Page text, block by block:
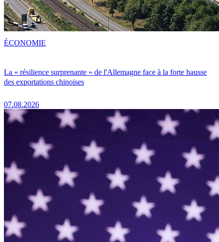
La « résilience surprenante » de l'Allemagne face à la forte hausse
des exportations chinoises
07.08.2026
ÉCONOMIE